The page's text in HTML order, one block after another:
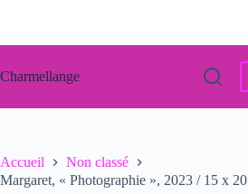
Charmellange
Accueil
Non classé
Margaret, « Photographie », 2023 / 15 x 20